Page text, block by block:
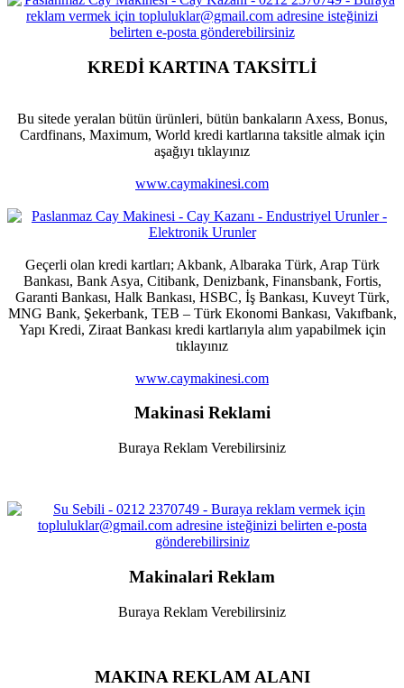
KREDİ KARTINA TAKSİTLİ
Bu sitede yeralan bütün ürünleri, bütün bankaların Axess, Bonus,
Cardfinans, Maximum, World kredi kartlarına taksitle almak için
aşağıyı tıklayınız
www.caymakinesi.com
Geçerli olan kredi kartları; Akbank, Albaraka Türk, Arap Türk
Bankası, Bank Asya, Citibank, Denizbank, Finansbank, Fortis,
Garanti Bankası, Halk Bankası, HSBC, İş Bankası, Kuveyt Türk,
MNG Bank, Şekerbank, TEB – Türk Ekonomi Bankası, Vakıfbank,
Yapı Kredi, Ziraat Bankası kredi kartlarıyla alım yapabilmek için
tıklayınız
www.caymakinesi.com
Makinasi Reklami
Buraya Reklam Verebilirsiniz
Makinalari Reklam
Buraya Reklam Verebilirsiniz
MAKINA REKLAM ALANI